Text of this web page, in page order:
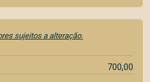
sujeitos a alteração.
700,00